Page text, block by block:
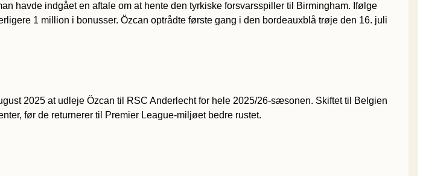
havde indgået en aftale om at hente den tyrkiske forsvarsspiller til Birmingham. Ifølge
1 million i bonusser. Özcan optrådte første gang i den bordeauxblå trøje den 16. juli
2025 at udleje Özcan til RSC Anderlecht for hele 2025/26-sæsonen. Skiftet til Belgien
før de returnerer til Premier League-miljøet bedre rustet.